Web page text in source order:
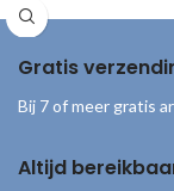
geleverd inclusief
en gebruiksaanwijzing.
Gratis
Bij 7 of meer gratis
Altijd